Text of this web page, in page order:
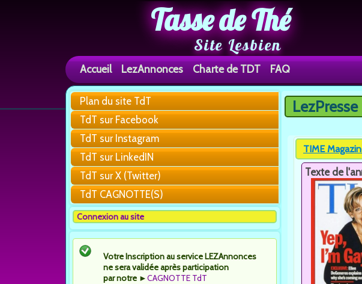
Tasse de Thé
Site Lesbien
Accueil LezAnnonces Charte de TDT FAQ
Plan du site TdT
TdT sur Facebook
TdT sur Instagram
TdT sur LinkedIN
TdT sur X (Twitter)
TdT CAGNOTTE(S)
Connexion au site
Votre Inscription au service LEZAnnonces
ne sera validée après participation
par notre ►CAGNOTTE TdT
Vous êtes ici
LezPresse
TIME
Texte de